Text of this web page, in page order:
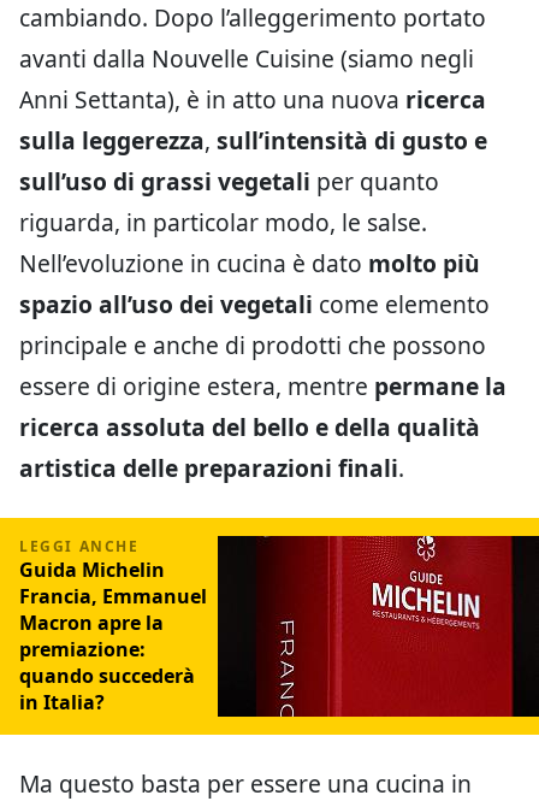
cambiando. Dopo l’alleggerimento portato
avanti dalla Nouvelle Cuisine (siamo negli
Anni Settanta), è in atto una nuova ricerca
sulla leggerezza, sull’intensità di gusto e
sull’uso di grassi vegetali per quanto
riguarda, in particolar modo, le salse.
Nell’evoluzione in cucina è dato molto più
spazio all’uso dei vegetali come elemento
principale e anche di prodotti che possono
essere di origine estera, mentre permane la
ricerca assoluta del bello e della qualità
artistica delle preparazioni finali.
Guida Michelin
Francia, Emmanuel
Macron apre la
premiazione:
quando succederà
in Italia?
Ma questo basta per essere una cucina in